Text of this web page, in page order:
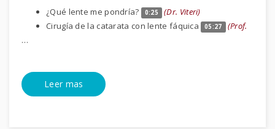
¿Qué lente me pondría?
0:25
(Dr. Viteri)
Cirugía de la catarata con lente fáquica 05:27
(Prof.
…
Leer mas